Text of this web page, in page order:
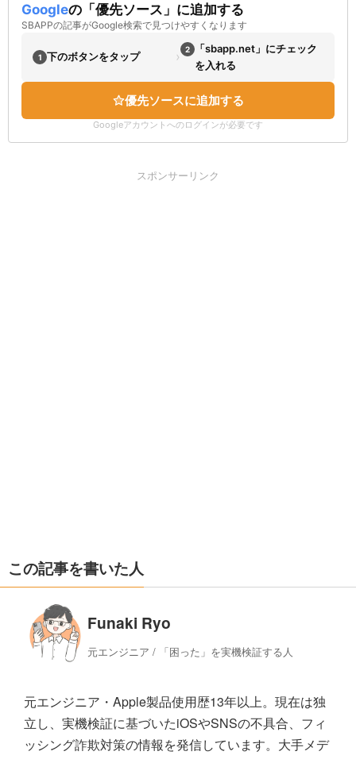
Googleの「優先ソース」に追加する
SBAPPの記事がGoogle検索で見つけやすくなります
1 下のボタンをタップ › 2
「sbapp.net」にチェック
を入れる
優先ソースに追加する
Googleアカウントへのログインが必要です
スポンサーリンク
この記事を書いた人
Funaki Ryo
元エンジニア / 「困った」を実機検証する人
元エンジニア・Apple製品使用歴13年以上。現在は独
立し、実機検証に基づいたiOSやSNSの不具合、フィ
ッシング詐欺対策の情報を発信しています。大手メデ